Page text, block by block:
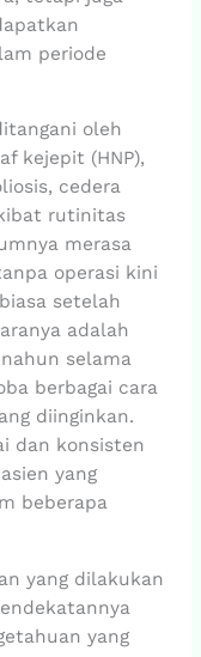
periode
oleh
kejepit (HNP),
cedera
rutinitas
merasa
operasi kini
setelah
adalah
selama
berbagai cara
diinginkan.
dan konsisten
yang
beberapa
yang dilakukan
yang